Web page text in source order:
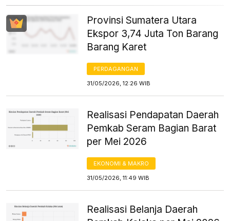
Provinsi Sumatera Utara
Ekspor 3,74 Juta Ton Barang
Barang Karet
PERDAGANGAN
31/05/2026, 12:26 WIB
Realisasi Pendapatan Daerah
Pemkab Seram Bagian Barat
per Mei 2026
EKONOMI & MAKRO
31/05/2026, 11:49 WIB
Realisasi Belanja Daerah